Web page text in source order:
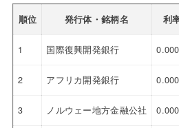
順位 発行体・銘柄名 利
1 国際復興開発銀行
2 アフリカ開発銀行
3 ノルウェー地方金融公社